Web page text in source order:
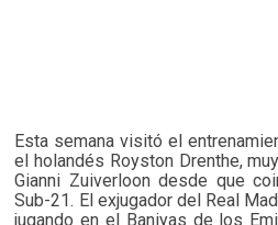
Esta semana visitó el
el holandés Royston Drenthe,
Gianni Zuiverloon desde que
Sub-21. El exjugador del Real
jugando en el Baniyas de los